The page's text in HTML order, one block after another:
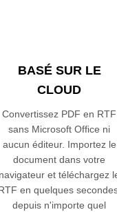
BASÉ SUR LE
CLOUD
Convertissez PDF en RTF
sans Microsoft Office ni
aucun éditeur. Importez le
document dans votre
navigateur et téléchargez
en quelques
depuis n'importe quel